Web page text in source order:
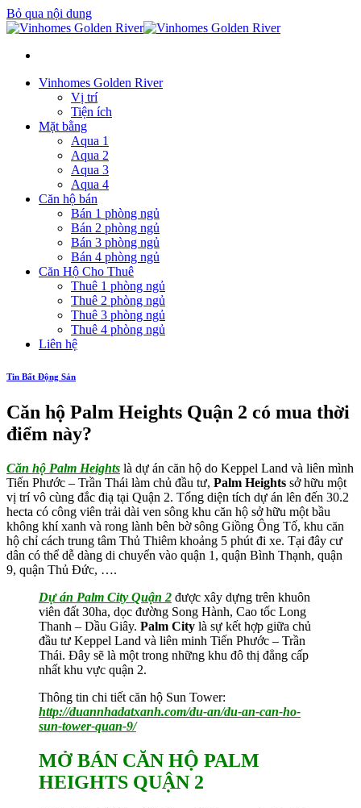
Bỏ qua nội dung
Vinhomes Golden River
Vị trí
Tiện ích
Mặt bằng
Aqua 1
Aqua 2
Aqua 3
Aqua 4
Căn hộ bán
Bán 1 phòng ngủ
Bán 2 phòng ngủ
Bán 3 phòng ngủ
Bán 4 phòng ngủ
Căn Hộ Cho Thuê
Thuê 1 phòng ngủ
Thuê 2 phòng ngủ
Thuê 3 phòng ngủ
Thuê 4 phòng ngủ
Liên hệ
Tin Bất Động Sản
Căn hộ Palm Heights Quận 2 có mua thời
điểm này?
Căn hộ Palm Heights là dự án căn hộ do Keppel Land và liên mình
Tiến Phước – Trần Thái làm chủ đầu tư, Palm Heights sở hữu một
vị trí vô cùng đắc điạ tại Quận 2. Tổng diện tích dự án lên đến 30.2
hecta có công viên trải dài ven sông khu căn hộ sở hữu một bầu
không khí xanh và rong lành bên bờ sông Giồng Ông Tố, khu căn
hộ chỉ cách trung tâm Thủ Thiêm khoảng 5 phút đi xe. Tại đây cư
dân có thể dễ dàng di chuyển vào quận 1, quận Bình Thạnh, quận
9, quận Thủ Đức, ….
Dự án Palm City Quận 2 được xây dựng trên khuôn
viên đất 30ha, dọc đường Song Hành, Cao tốc Long
Thanh – Dầu Giây. Palm City là sự kết hợp giữa chủ
đầu tư Keppel Land và liên minh Tiến Phước – Trần
Thái. Đây sẽ là một trong những khu đô thị đẳng cấp
nhất khu vực quận 2.
Thông tin chi tiết căn hộ Sun Tower:
http://duannhadatxanh.com/du-an/du-an-can-ho-
sun-tower-quan-9/
MỞ BÁN CĂN HỘ PALM
HEIGHTS QUẬN 2